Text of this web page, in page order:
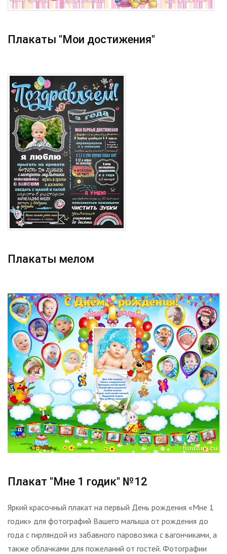
Плакаты "Мои достижения"
Плакаты мелом
Плакат "Мне 1 годик" №12
Яркий красочный плакат на первый День рождения «Мне 1
годик» для фотографий Вашего малыша от рождения до
года с гирляндой из забавного паровозика с вагончиками, а
также облачками для пожеланий от гостей. Фотографии